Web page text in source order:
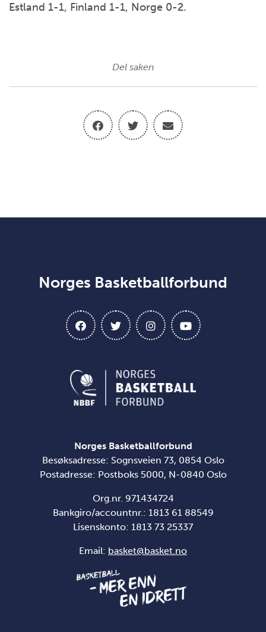
Estland 1-1, Finland 1-1, Norge 0-2.
Del saken
Norges Basketballforbund
Norges Basketballforbund
Besøksadresse: Sognsveien 73, 0854 Oslo
Postadresse: Postboks 5000, N-0840 Oslo
Org.nr. 971434724
Bankgiro/accountnr.: 1813 61 88549
Lisenskonto: 1813 73 25337
Email: basket@basket.no